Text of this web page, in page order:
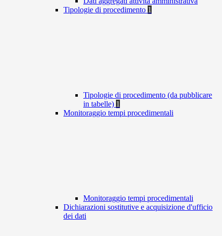
Tipologie di procedimento 1
Tipologie di procedimento (da pubblicare
in tabelle) 1
Monitoraggio tempi procedimentali
Monitoraggio tempi procedimentali
Dichiarazioni sostitutive e acquisizione d'ufficio
dei dati